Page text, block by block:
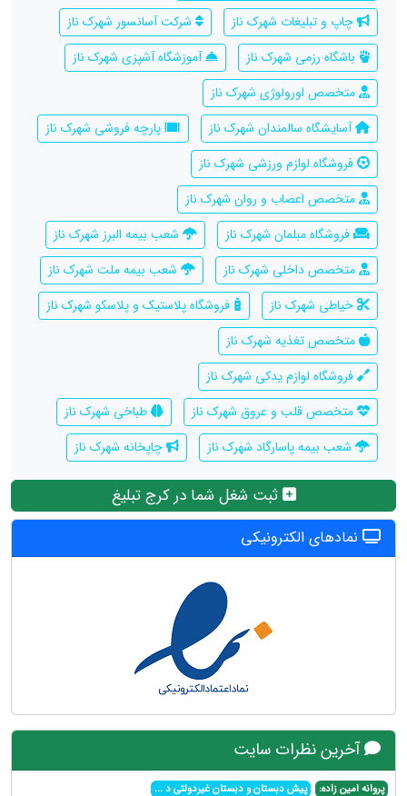
چاپ و تبلیغات شهرک ناز
شرکت آسانسور شهرک ناز
باشگاه رزمی شهرک ناز
آموزشگاه آشپزی شهرک ناز
متخصص اورولوژی شهرک ناز
آسایشگاه سالمندان شهرک ناز
پارچه فروشی شهرک ناز
فروشگاه لوازم ورزشی شهرک ناز
متخصص اعصاب و روان شهرک ناز
فروشگاه مبلمان شهرک ناز
شعب بیمه البرز شهرک ناز
متخصص داخلی شهرک ناز
شعب بیمه ملت شهرک ناز
خیاطی شهرک ناز
فروشگاه پلاستیک و پلاسکو شهرک ناز
متخصص تغذیه شهرک ناز
فروشگاه لوازم یدکی شهرک ناز
متخصص قلب و عروق شهرک ناز
طباخی شهرک ناز
شعب بیمه پاسارگاد شهرک ناز
چاپخانه شهرک ناز
ثبت شغل شما در کرج تبلیغ
نمادهای الکترونیکی
آخرین نظرات سایت
پروانه امین زاده: پیش دبستان و دبستان غیردولتی د...